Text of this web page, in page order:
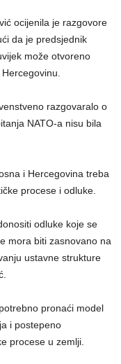
ocijenila je razgovore
da je predsjednik
može otvoreno
razgovaralo o
NATO-a nisu bila
i Hercegovina treba
procese i odluke.
odluke koje se
mora biti zasnovano na
ustavne strukture
pronaći model
i postepeno
procese u zemlji.